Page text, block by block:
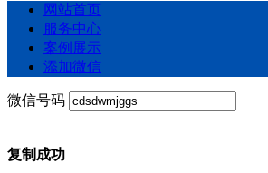
网站首页
服务中心
案例展示
添加微信
微信号码
复制成功